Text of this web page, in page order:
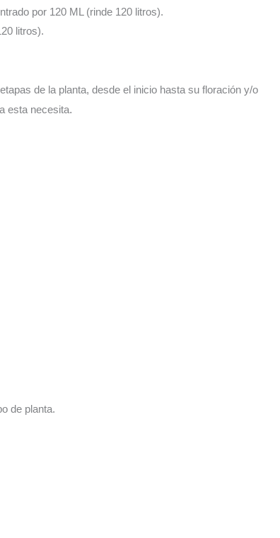
por 120 ML (rinde 120 litros).
litros).
de la planta, desde el inicio hasta su floración y/o
esta necesita.
de planta.